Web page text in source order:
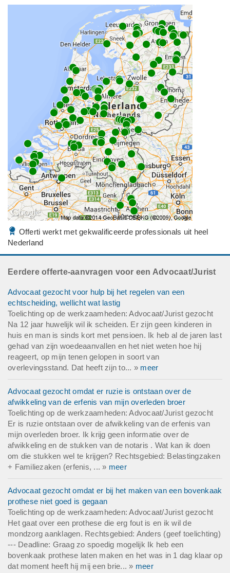
Offerti werkt met gekwalificeerde professionals uit heel
Nederland
Eerdere offerte-aanvragen voor een Advocaat/Jurist
Advocaat gezocht voor hulp bij het regelen van een
echtscheiding, wellicht wat lastig
Toelichting op de werkzaamheden: Advocaat/Jurist gezocht
Na 12 jaar huwelijk wil ik scheiden. Er zijn geen kinderen in
huis en man is sinds kort met pensioen. Ik heb al de jaren last
gehad van zijn woedeaanvallen en het niet weten hoe hij
reageert, op mijn tenen gelopen in soort van
overlevingsstand. Dat heeft zijn to... » meer
Advocaat gezocht omdat er ruzie is ontstaan over de
afwikkeling van de erfenis van mijn overleden broer
Toelichting op de werkzaamheden: Advocaat/Jurist gezocht
Er is ruzie ontstaan over de afwikkeling van de erfenis van
mijn overleden broer. Ik krijg geen informatie over de
afwikkeling en de stukken van de notaris . Wat kan ik doen
om die stukken wel te krijgen? Rechtsgebied: Belastingzaken
+ Familiezaken (erfenis, ... » meer
Advocaat gezocht omdat er bij het maken van een bovenkaak
prothese niet goed is gegaan
Toelichting op de werkzaamheden: Advocaat/Jurist gezocht
Het gaat over een prothese die erg fout is en ik wil de
mondzorg aanklagen. Rechtsgebied: Anders (geef toelichting)
--- Deadline: Graag zo spoedig mogelijk Ik heb een
bovenkaak prothese laten maken en het was in 1 dag klaar op
dat moment heeft hij mij een brie... » meer